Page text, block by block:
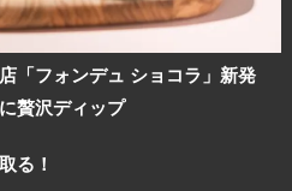
「フォンデュ ショコラ」新発
贅沢ディップ
る！